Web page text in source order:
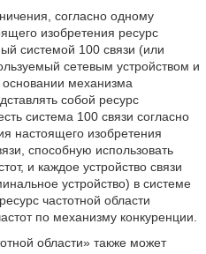
согласно одному
изобретения ресурс
системой 100 связи (или
сетевым устройством и
механизма
собой ресурс
система 100 связи согласно
настоящего изобретения
способную использовать
и каждое устройство связи
устройство) в системе
частотной области
по механизму конкуренции.
области» также может